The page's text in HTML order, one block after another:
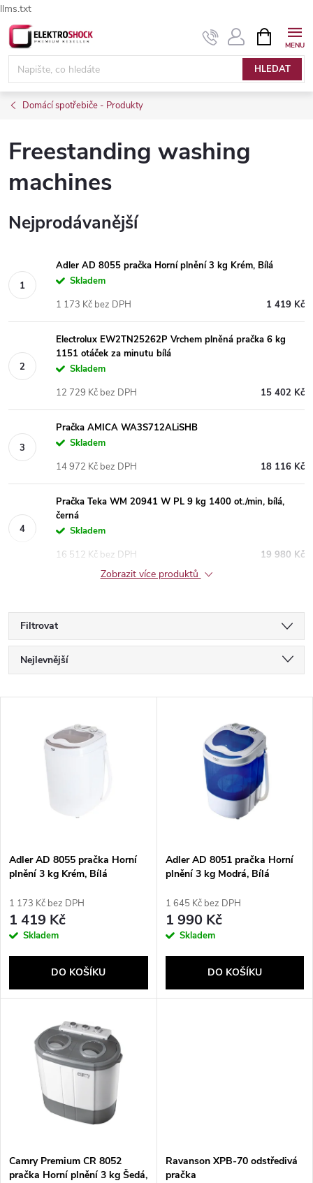
llms.txt
Přejít
na
obsah
HLEDAT
NÁKUPNÍ
KOŠÍK
Domácí spotřebiče - Produkty
Freestanding washing
machines
Nejprodávanější
Adler AD 8055 pračka Horní plnění 3 kg Krém, Bílá
Skladem
1 419 Kč
1 173 Kč bez DPH
Electrolux EW2TN25262P Vrchem plněná pračka 6 kg
1151 otáček za minutu bílá
Skladem
15 402 Kč
12 729 Kč bez DPH
Pračka AMICA WA3S712ALiSHB
Skladem
18 116 Kč
14 972 Kč bez DPH
Pračka Teka WM 20941 W PL 9 kg 1400 ot./min, bílá,
černá
Skladem
19 980 Kč
16 512 Kč bez DPH
Zobrazit více produktů
Filtrovat
Ř
a
p
r
o
u
Nejlevnější
Abecedně
s
p
r
o
d
Adler AD 8055 pračka Horní
plnění 3 kg Krém, Bílá
1 173 Kč bez DPH
1 419 Kč
Skladem
DO KOŠÍKU
Adler AD 8051 pračka Horní
plnění 3 kg Modrá, Bílá
1 645 Kč bez DPH
1 990 Kč
Skladem
DO KOŠÍKU
Camry Premium CR 8052
pračka Horní plnění 3 kg Šedá,
Ravanson XPB-70 odstředivá
pračka
Elektroshock.cz - Chat